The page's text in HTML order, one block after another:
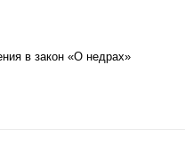
в закон «О недрах»